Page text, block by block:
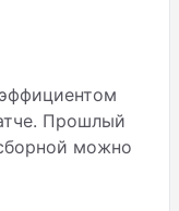
Прошлый
можно